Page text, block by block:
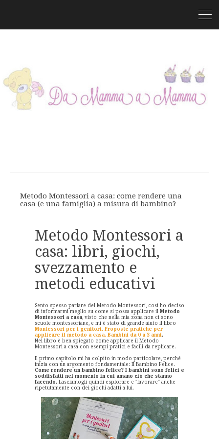
Metodo Montessori a casa: come rendere una
casa (e una famiglia) a misura di bambino?
Metodo Montessori a
casa: libri, giochi,
svezzamento e
metodi educativi
Sento spesso parlare del Metodo Montessori, così ho deciso
di informarmi meglio su come si possa applicare il Metodo
Montessori a casa , visto che nella mia zona non ci sono
scuole montessoriane, e mi è stato di grande aiuto il libro
Montessori per i genitori. Proposte pratiche per
applicare il metodo a casa. Bambini da 0 a 3 anni.
Nel libro è ben spiegato come applicare il Metodo
Montessori a casa con esempi pratici e facili da replicare.
Il primo capitolo mi ha colpito in modo particolare, perché
inizia con un argomento fondamentale: Il Bambino Felice.
Come rendere un bambino felice? I bambini sono felici e
soddisfatti nel momento in cui amano ciò che stanno
facendo. Lasciamogli quindi esplorare e "lavorare" anche
ripetutamente con dei giochi adatti a lui.